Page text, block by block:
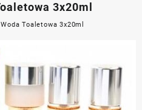
3x20ml
Toaletowa 3x20ml